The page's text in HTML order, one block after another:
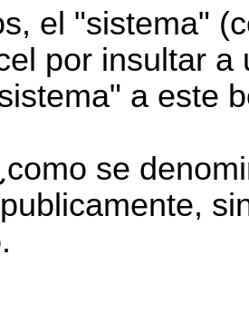
el "sistema"
por insultar
a este
se